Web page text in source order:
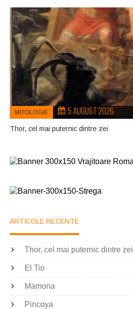
MITOLOGIE 5 AUGUST 2026
Thor, cel mai puternic dintre zei
ARTICOLE RECENTE
Thor, cel mai puternic dintre zei
El Tio
Mamona
Pincoya